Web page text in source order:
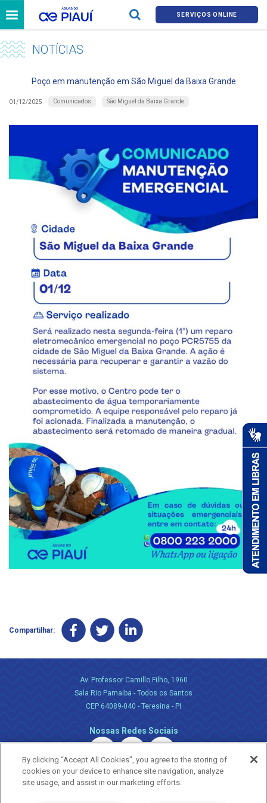
SERVIÇOS ONLINE
NOTÍCIAS
Poço em manutenção em São Miguel da Baixa Grande
01/12/2025 Comunicados São Miguel da Baixa Grande
Compartilhar:
Av. Professor Camillo Filho, 1960
Sala Rio Parnaiba - Todos os Santos
CEP 64089-040 - Teresina - PI
Nossas Redes Sociais
By clicking “Accept All Cookies”, you agree to the storing of
cookies on your device to enhance site navigation, analyze
site usage, and assist in our marketing efforts.